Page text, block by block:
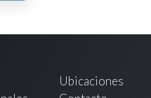
Ubicaciones